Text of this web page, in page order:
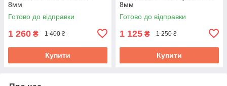
8мм
Готово до відправки
1 260 ₴ 1 400 ₴
Купити
8мм
Готово до відправки
1 125 ₴ 1 250 ₴
Купити